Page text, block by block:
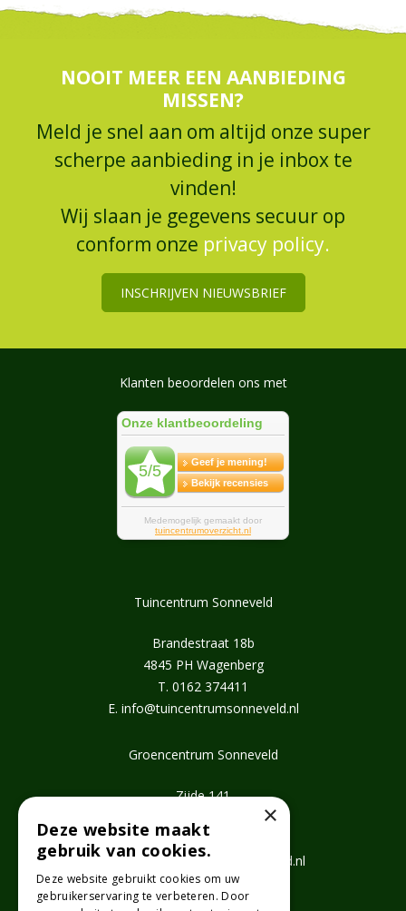
NOOIT MEER EEN AANBIEDING
MISSEN?
Meld je snel aan om altijd onze super
scherpe aanbieding in je inbox te
vinden!
Wij slaan je gegevens secuur op
conform onze privacy policy.
INSCHRIJVEN NIEUWSBRIEF
Klanten beoordelen ons met
Tuincentrum Sonneveld
Brandestraat 18b
4845 PH Wagenberg
T. 0162 374411
E. info@tuincentrumsonneveld.nl
Groencentrum Sonneveld
Zijde 141
T.0172 462647
E. info@groencentrumsonneveld.nl
Openingstijden
×
Deze website maakt
gebruik van cookies.
Deze website gebruikt cookies om uw
gebruikerservaring te verbeteren. Door